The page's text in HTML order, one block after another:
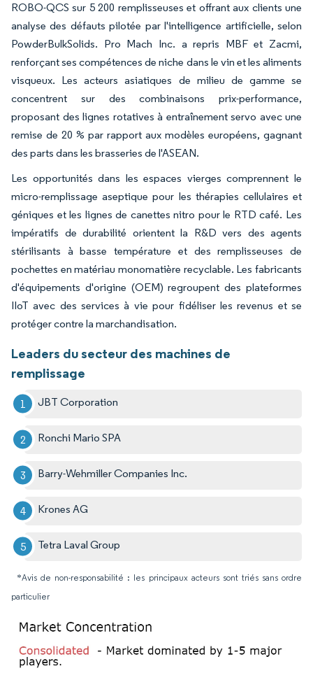
ROBO-QCS sur 5 200 remplisseuses et offrant aux clients une
analyse des défauts pilotée par l'intelligence artificielle, selon
PowderBulkSolids. Pro Mach Inc. a repris MBF et Zacmi,
renforçant ses compétences de niche dans le vin et les aliments
visqueux. Les acteurs asiatiques de milieu de gamme se
concentrent sur des combinaisons prix-performance,
proposant des lignes rotatives à entraînement servo avec une
remise de 20 % par rapport aux modèles européens, gagnant
des parts dans les brasseries de l'ASEAN.
Les opportunités dans les espaces vierges comprennent le
micro-remplissage aseptique pour les thérapies cellulaires et
géniques et les lignes de canettes nitro pour le RTD café. Les
impératifs de durabilité orientent la R&D vers des agents
stérilisants à basse température et des remplisseuses de
pochettes en matériau monomatière recyclable. Les fabricants
d'équipements d'origine (OEM) regroupent des plateformes
IIoT avec des services à vie pour fidéliser les revenus et se
protéger contre la marchandisation.
Leaders du secteur des machines de
remplissage
JBT Corporation
Ronchi Mario SPA
Barry-Wehmiller Companies Inc.
Krones AG
Tetra Laval Group
*Avis de non-responsabilité : les principaux acteurs sont triés sans ordre
particulier